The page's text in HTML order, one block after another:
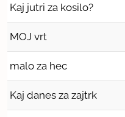
Kaj jutri za kosilo?
MOJ vrt
malo za hec
Kaj danes za zajtrk